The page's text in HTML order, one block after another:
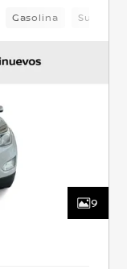
Gasolina Suv
9